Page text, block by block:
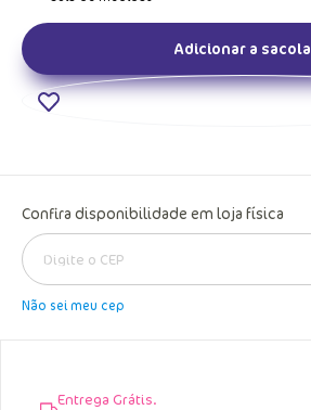
Adicionar a sacola
Confira disponibilidade em loja física
Não sei meu cep
Entrega Grátis.